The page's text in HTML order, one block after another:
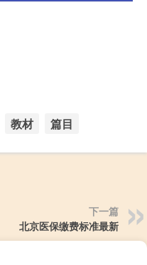
教材 篇目
下一篇
北京医保缴费标准最新